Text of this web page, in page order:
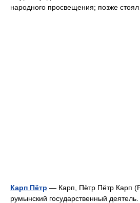
народного просвещения; позже
Карп Пётр — Карп, Пётр Пётр Карп
румынский государственный